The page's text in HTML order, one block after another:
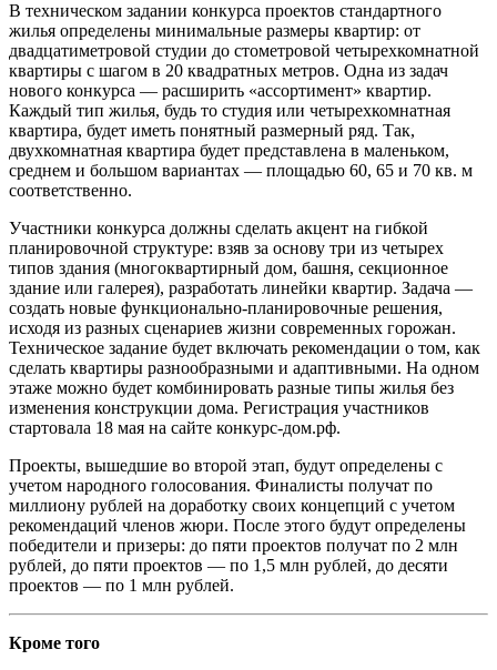
В техническом задании конкурса проектов стандартного
жилья определены минимальные размеры квартир: от
двадцатиметровой студии до стометровой четырехкомнатной
квартиры с шагом в 20 квадратных метров. Одна из задач
нового конкурса — расширить «ассортимент» квартир.
Каждый тип жилья, будь то студия или четырехкомнатная
квартира, будет иметь понятный размерный ряд. Так,
двухкомнатная квартира будет представлена в маленьком,
среднем и большом вариантах — площадью 60, 65 и 70 кв. м
соответственно.
Участники конкурса должны сделать акцент на гибкой
планировочной структуре: взяв за основу три из четырех
типов здания (многоквартирный дом, башня, секционное
здание или галерея), разработать линейки квартир. Задача —
создать новые функционально-планировочные решения,
исходя из разных сценариев жизни современных горожан.
Техническое задание будет включать рекомендации о том, как
сделать квартиры разнообразными и адаптивными. На одном
этаже можно будет комбинировать разные типы жилья без
изменения конструкции дома. Регистрация участников
стартовала 18 мая на сайте конкурс-дом.рф.
Проекты, вышедшие во второй этап, будут определены с
учетом народного голосования. Финалисты получат по
миллиону рублей на доработку своих концепций с учетом
рекомендаций членов жюри. После этого будут определены
победители и призеры: до пяти проектов получат по 2 млн
рублей, до пяти проектов — по 1,5 млн рублей, до десяти
проектов — по 1 млн рублей.
Кроме того